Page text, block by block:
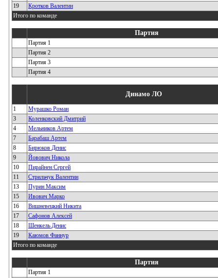
19
Кротков Валентин
Итого по команде
Партия
Партия 1
Партия 2
Партия 3
Партия 4
Динамо ЛО
1
Мурашко Роман
3
Коленковский Дмитрий
4
Мельников Артем
7
Барабаш Артем
8
Бирюков Денис
9
Йовович Никола
10
Пирайнен Сергей
11
Стрильчук Валентин
13
Пурин Максим
15
Ивович Марко
16
Вишневецкий Никита
17
Сафонов Алексей
18
Шенкель Денис
19
Каюмов Фаннур
Итого по команде
Партия
Партия 1